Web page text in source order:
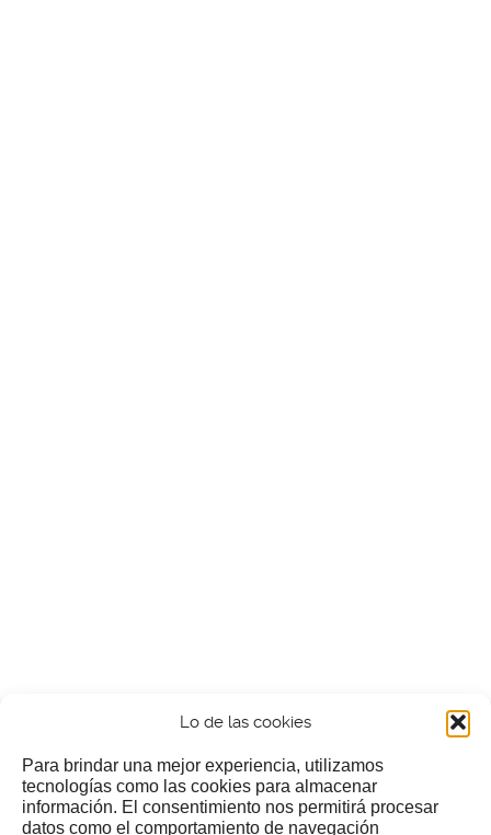
Lo de las cookies
Para brindar una mejor experiencia, utilizamos
tecnologías como las cookies para almacenar
información. El consentimiento nos permitirá procesar
datos como el comportamiento de navegación
¿Nos invitas a un cafecillo?